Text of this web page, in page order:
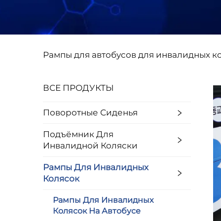
Рампы для автобусов для инвалидных
ВСЕ ПРОДУКТЫ
Поворотные Сиденья
Подъёмник Для
Инвалидной Коляски
Рампы Для Инвалидных
Колясок
Рампы Для Инвалидных
Колясок На Автобусе